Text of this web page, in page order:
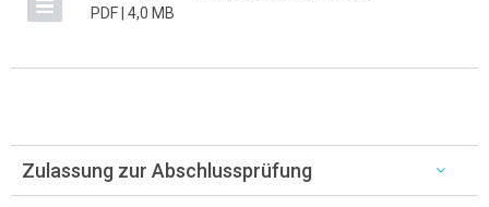
PDF | 4,0 MB
Zulassung zur Abschlussprüfung